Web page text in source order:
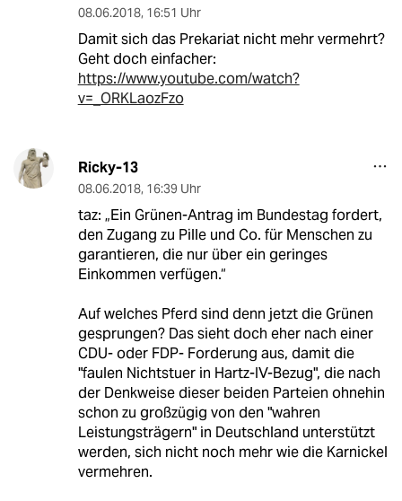
08.06.2018, 16:51 Uhr
Damit sich das Prekariat nicht mehr vermehrt?
Geht doch einfacher:
https://www.youtube.com/watch?
v=_ORKLaozFzo
Ricky-13
08.06.2018, 16:39 Uhr
taz: „Ein Grünen-Antrag im Bundestag fordert,
den Zugang zu Pille und Co. für Menschen zu
garantieren, die nur über ein geringes
Einkommen verfügen.“
Auf welches Pferd sind denn jetzt die Grünen
gesprungen? Das sieht doch eher nach einer
CDU- oder FDP- Forderung aus, damit die
"faulen Nichtstuer in Hartz-IV-Bezug", die nach
der Denkweise dieser beiden Parteien ohnehin
schon zu großzügig von den "wahren
Leistungsträgern" in Deutschland unterstützt
werden, sich nicht noch mehr wie die Karnickel
vermehren.